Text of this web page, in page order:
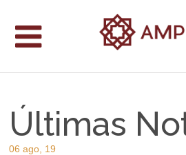
Últimas
06 ago, 19